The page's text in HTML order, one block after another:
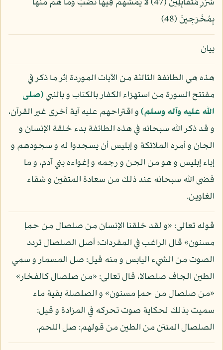
سُرُرٍ مُّتَقَابِلِينَ (47) لاَ يَمَسُّهُمْ فِيهَا نَصَبٌ وَمَا هُم مِّنْهَا
بِمُخْرَجِينَ (48)
بيان
هذه هي الطائفة الثالثة من الآيات الموردة إثر ما ذكر في
مفتتح السورة من استهزاء الكفار بالكتاب و بالنبي(صلى
الله عليه وآله وسلم)و اقتراحهم عليه آية أخرى غير القرآن،
و قد ذكر الله سبحانه في هذه الطائفة بدء خلقة الإنسان و
الجان و أمره الملائكة و إبليس أن يسجدوا له و سجودهم و
إباء إبليس و هو من الجن و رجمه و إغواءه بني آدم، و ما
قضى الله سبحانه عند ذلك من سعادة المتقين و شقاء
الغاوين.
قوله تعالى: «و لقد خلقنا الإنسان من صلصال من حمإ
مسنون» قال الراغب في المفردات: أصل الصلصال تردد
الصوت من الشيء اليابس و منه قيل: صل المسمار و سمي
الطين الجاف صلصالا، قال تعالى: «من صلصال كالفخار»
«من صلصال من حمإ مسنون» و الصلصلة بقية ماء
سميت بذلك لحكاية صوت تحركه في المزادة و قيل:
الصلصال المنتن من الطين من قولهم: صل اللحم.